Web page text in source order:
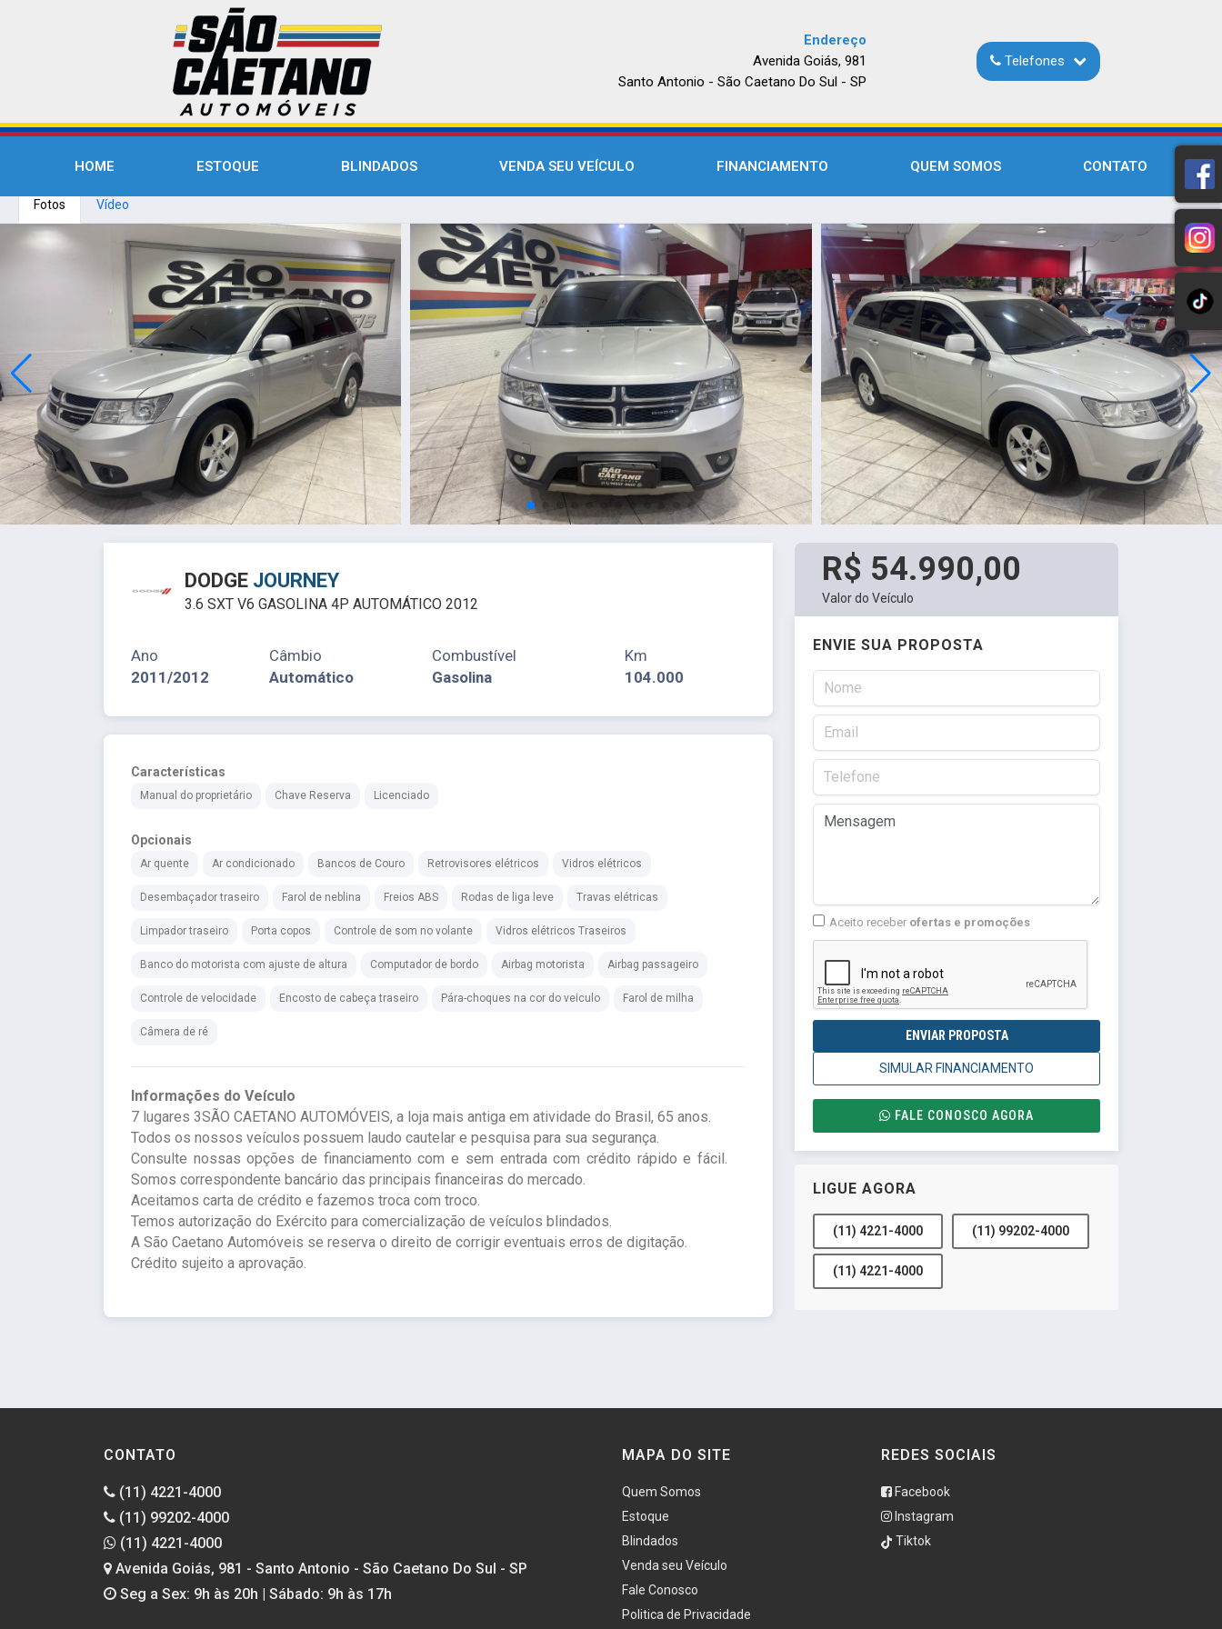
Endereço
Avenida Goiás, 981
Santo Antonio - São Caetano Do Sul - SP
Telefones
HOME ESTOQUE BLINDADOS VENDA SEU VEÍCULO FINANCIAMENTO QUEM SOMOS CONTATO
Fotos Vídeo
DODGE JOURNEY
3.6 SXT V6 GASOLINA 4P AUTOMÁTICO 2012
Ano
2011/2012
Câmbio
Automático
Combustível
Gasolina
Km
104.000
Características
Manual do proprietário Chave Reserva Licenciado
Opcionais
Ar quente Ar condicionado Bancos de Couro Retrovisores elétricos Vidros elétricos
Desembaçador traseiro Farol de neblina Freios ABS Rodas de liga leve Travas elétricas
Limpador traseiro Porta copos Controle de som no volante Vidros elétricos Traseiros
Banco do motorista com ajuste de altura Computador de bordo Airbag motorista Airbag passageiro
Controle de velocidade Encosto de cabeça traseiro Pára-choques na cor do veiculo Farol de milha
Câmera de ré
Informações do Veículo
7 lugares 3SÃO CAETANO AUTOMÓVEIS, a loja mais antiga em atividade do Brasil, 65 anos.
Todos os nossos veículos possuem laudo cautelar e pesquisa para sua segurança.
Consulte nossas opções de financiamento com e sem entrada com crédito rápido e fácil.
Somos correspondente bancário das principais financeiras do mercado.
Aceitamos carta de crédito e fazemos troca com troco.
Temos autorização do Exército para comercialização de veículos blindados.
A São Caetano Automóveis se reserva o direito de corrigir eventuais erros de digitação.
Crédito sujeito a aprovação.
R$ 54.990,00
Valor do Veículo
ENVIE SUA PROPOSTA
Aceito receber ofertas e promoções
ENVIAR PROPOSTA
SIMULAR FINANCIAMENTO
FALE CONOSCO AGORA
LIGUE AGORA
(11) 4221-4000 (11) 99202-4000
(11) 4221-4000
CONTATO
(11) 4221-4000
(11) 99202-4000
(11) 4221-4000
Avenida Goiás, 981 - Santo Antonio - São Caetano Do Sul - SP
Seg a Sex: 9h às 20h | Sábado: 9h às 17h
MAPA DO SITE
Quem Somos
Estoque
Blindados
Venda seu Veículo
Fale Conosco
Politica de Privacidade
REDES SOCIAIS
Facebook
Instagram
Tiktok